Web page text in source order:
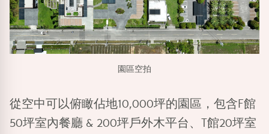
園區空拍
從空中可以俯瞰佔地10,000坪的園區，包含F館
50坪室內餐廳 & 200坪戶外木平台、T館20坪室